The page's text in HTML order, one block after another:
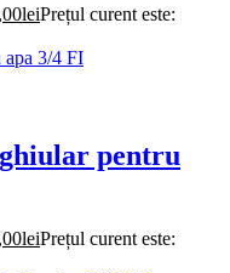
leiPrețul curent este:
pentru
leiPrețul curent este: